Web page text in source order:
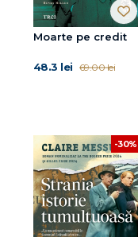
Moarte pe credit
48.3 lei 69.00 lei
-30%